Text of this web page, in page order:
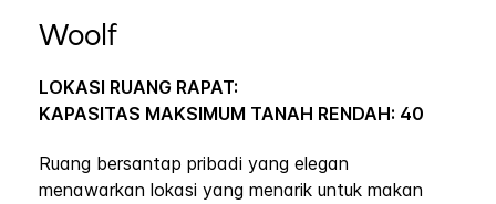
Woolf
LOKASI RUANG RAPAT:
KAPASITAS MAKSIMUM TANAH RENDAH: 40
Ruang bersantap pribadi yang elegan
menawarkan lokasi yang menarik untuk makan